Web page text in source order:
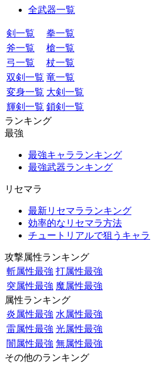
全武器一覧
剣一覧
拳一覧
斧一覧
槍一覧
弓一覧
杖一覧
双剣一覧 竜一覧
変身一覧 大剣一覧
輝剣一覧 鎖剣一覧
ランキング
最強
最強キャラランキング
最強武器ランキング
リセマラ
最新リセマラランキング
効率的なリセマラ方法
チュートリアルで狙うキャラ
攻撃属性ランキング
斬属性最強 打属性最強
突属性最強 魔属性最強
属性ランキング
炎属性最強 水属性最強
雷属性最強 光属性最強
闇属性最強 無属性最強
その他のランキング